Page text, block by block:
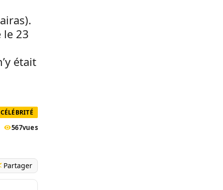
le 23
était
CÉLÉBRITÉ
567vues
Partager